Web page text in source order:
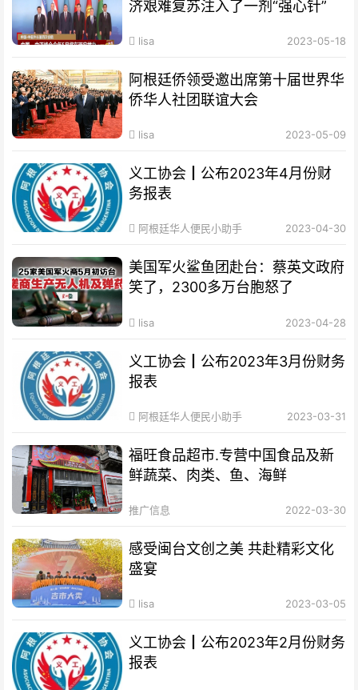
济艰难复苏注入了一剂“强心针”
lisa 2023-05-18
阿根廷侨领受邀出席第十届世界华
侨华人社团联谊大会
lisa 2023-05-09
义工协会┃公布2023年4月份财
务报表
阿根廷华人便民小助手 2023-04-30
美国军火鲨鱼团赴台：蔡英文政府
笑了，2300多万台胞怒了
lisa 2023-04-28
义工协会┃公布2023年3月份财务
报表
阿根廷华人便民小助手 2023-03-31
福旺食品超市.专营中国食品及新
鲜蔬菜、肉类、鱼、海鲜
推广信息 2022-03-30
感受闽台文创之美 共赴精彩文化
盛宴
lisa 2023-03-05
义工协会┃公布2023年2月份财务
报表